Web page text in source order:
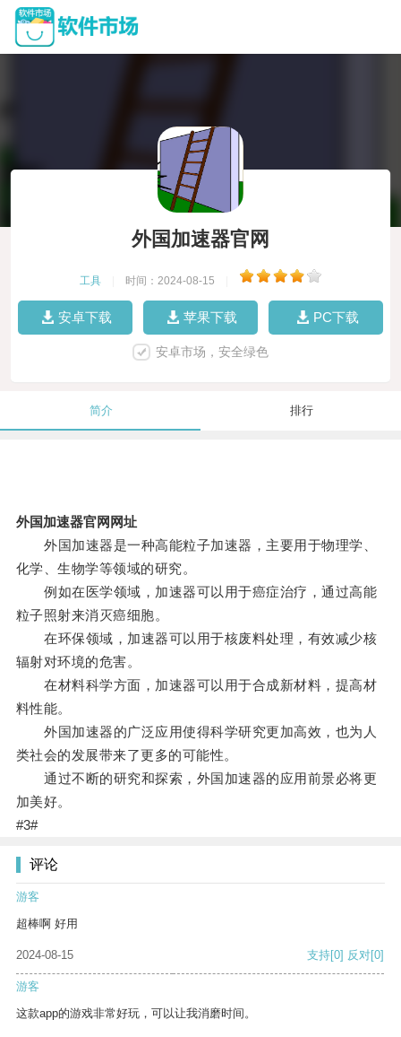
外国加速器官网
工具 时间：2024-08-15
安卓下载 苹果下载 PC下载
安卓市场，安全绿色
简介 排行
外国加速器官网网址
外国加速器是一种高能粒子加速器，主要用于物理学、
化学、生物学等领域的研究。
例如在医学领域，加速器可以用于癌症治疗，通过高能
粒子照射来消灭癌细胞。
在环保领域，加速器可以用于核废料处理，有效减少核
辐射对环境的危害。
在材料科学方面，加速器可以用于合成新材料，提高材
料性能。
外国加速器的广泛应用使得科学研究更加高效，也为人
类社会的发展带来了更多的可能性。
通过不断的研究和探索，外国加速器的应用前景必将更
加美好。
#3#
评论
游客
超棒啊 好用
2024-08-15 支持[0] 反对[0]
游客
这款app的游戏非常好玩，可以让我消磨时间。